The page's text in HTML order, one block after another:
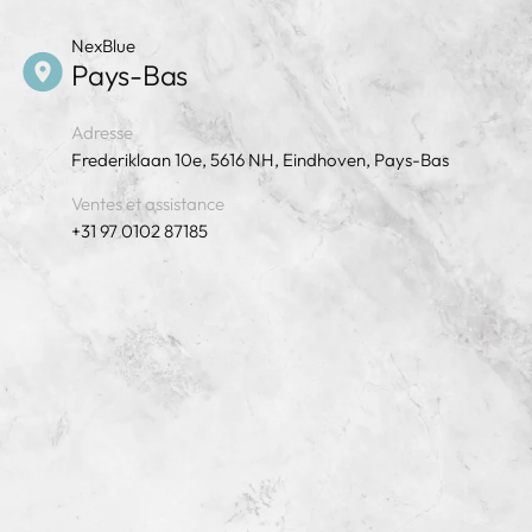
NexBlue
Pays-Bas
Adresse
Frederiklaan 10e, 5616 NH, Eindhoven, Pays-Bas
Ventes et assistance
+31 97 0102 87185